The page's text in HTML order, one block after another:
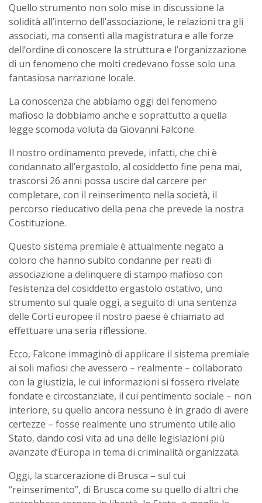
Quello strumento non solo mise in discussione la
solidità all’interno dell’associazione, le relazioni tra gli
associati, ma consentì alla magistratura e alle forze
dell’ordine di conoscere la struttura e l’organizzazione
di un fenomeno che molti credevano fosse solo una
fantasiosa narrazione locale.
La conoscenza che abbiamo oggi del fenomeno
mafioso la dobbiamo anche e soprattutto a quella
legge scomoda voluta da Giovanni Falcone.
Il nostro ordinamento prevede, infatti, che chi è
condannato all’ergastolo, al cosiddetto fine pena mai,
trascorsi 26 anni possa uscire dal carcere per
completare, con il reinserimento nella società, il
percorso rieducativo della pena che prevede la nostra
Costituzione.
Questo sistema premiale è attualmente negato a
coloro che hanno subito condanne per reati di
associazione a delinquere di stampo mafioso con
l’esistenza del cosiddetto ergastolo ostativo, uno
strumento sul quale oggi, a seguito di una sentenza
delle Corti europee il nostro paese è chiamato ad
effettuare una seria riflessione.
Ecco, Falcone immaginò di applicare il sistema premiale
ai soli mafiosi che avessero – realmente – collaborato
con la giustizia, le cui informazioni si fossero rivelate
fondate e circostanziate, il cui pentimento sociale – non
interiore, su quello ancora nessuno è in grado di avere
certezze – fosse realmente uno strumento utile allo
Stato, dando così vita ad una delle legislazioni più
avanzate d’Europa in tema di criminalità organizzata.
Oggi, la scarcerazione di Brusca – sul cui
“reinserimento”, di Brusca come su quello di altri che